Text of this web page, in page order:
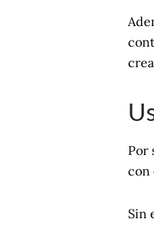
Por
con
Sin